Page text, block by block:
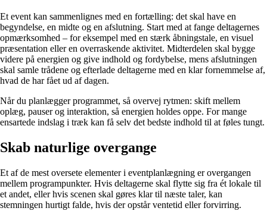
Et event kan sammenlignes med en fortælling: det skal have en
begyndelse, en midte og en afslutning. Start med at fange deltagernes
opmærksomhed – for eksempel med en stærk åbningstale, en visuel
præsentation eller en overraskende aktivitet. Midterdelen skal bygge
videre på energien og give indhold og fordybelse, mens afslutningen
skal samle trådene og efterlade deltagerne med en klar fornemmelse af,
hvad de har fået ud af dagen.
Når du planlægger programmet, så overvej rytmen: skift mellem
oplæg, pauser og interaktion, så energien holdes oppe. For mange
ensartede indslag i træk kan få selv det bedste indhold til at føles tungt.
Skab naturlige overgange
Et af de mest oversete elementer i eventplanlægning er overgangen
mellem programpunkter. Hvis deltagerne skal flytte sig fra ét lokale til
et andet, eller hvis scenen skal gøres klar til næste taler, kan
stemningen hurtigt falde, hvis der opstår ventetid eller forvirring.